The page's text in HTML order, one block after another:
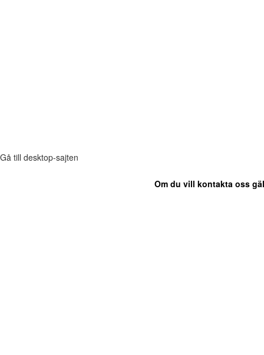
Gå till desktop-sajten
Om du vill kontakta oss